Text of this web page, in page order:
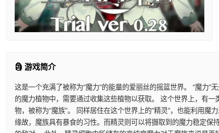
🗿 游戏简介
这是一个充满了被称为“魔力”的能量的爱丽丝的摇篮世界。 “魔力
的魔力植物中，需要通过收集这些植物以获取。 这个世界上，有
物，被称为“魔族”。 同样居住在这个世界上的“精灵”，也能利用
缘故，魔族具有暴食的习性。而精灵则可以将摄取到的魔力稳定